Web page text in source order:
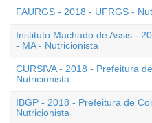
FAURGS - 2018 - UFRGS -
Instituto Machado de Assis -
- MA - Nutricionista
CURSIVA - 2018 - Prefeitura
Nutricionista
IBGP - 2018 - Prefeitura de
Nutricionista